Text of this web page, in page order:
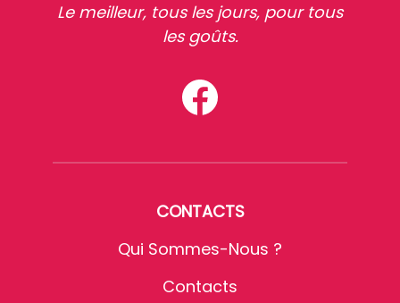
Le meilleur, tous les jours, pour tous
les goûts.
CONTACTS
Qui Sommes-Nous ?
Contacts